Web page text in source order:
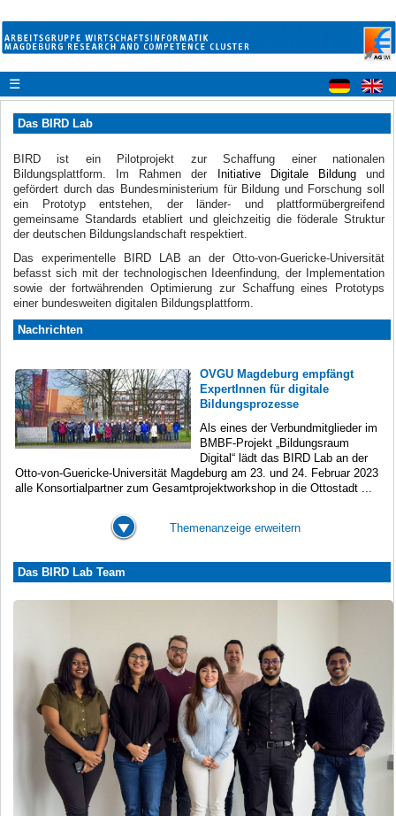
☰
Das BIRD Lab
BIRD ist ein Pilotprojekt zur Schaffung einer nationalen
Bildungsplattform . Im Rahmen der Initiative Digitale Bildungund
gefördert durch das Bundesministerium für Bildung und Forschungsoll
ein Prototyp entstehen, der länder- und plattformübergreifend
gemeinsame Standards etabliert und gleichzeitig die föderale Struktur
der deutschen Bildungslandschaft respektiert.
Das experimentelle BIRD LAB an der Otto-von-Guericke-Universität
befasst sich mit der technologischen Ideenfindung, der Implementation
sowie der fortwährenden Optimierung zur Schaffung eines Prototyps
einer bundesweiten digitalen Bildungsplattform.
Nachrichten
OVGU Magdeburg empfängt
ExpertInnen für digitale
Bildungsprozesse
Als eines der Verbundmitglieder im
BMBF-Projekt „Bildungsraum
Digital“ lädt das BIRD Lab an der
Otto-von-Guericke-Universität Magdeburg am 23. und 24. Februar 2023
alle Konsortialpartner zum Gesamtprojektworkshop in die Ottostadt ...
Themenanzeige erweitern
Das BIRD Lab Team